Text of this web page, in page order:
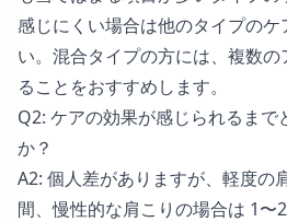
感じにくい場合は他のタイプのケ
い。混合タイプの方には、複数
ることをおすすめします。
Q2: ケアの効果が感じられるまで
か？
A2: 個人差がありますが、軽度の
間、慢性的な肩こりの場合は 1〜